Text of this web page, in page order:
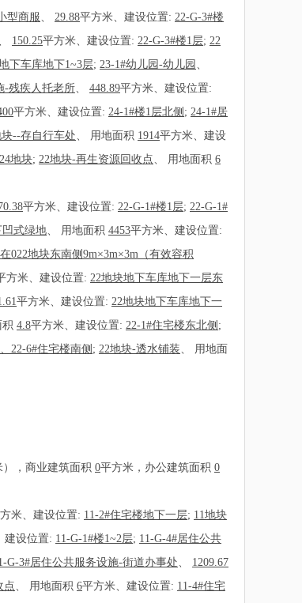
型商服、 29.88平方米、建设位置: 22-G-3#楼
150.25平方米、建设位置: 22-G-3#楼1层; 22
下车库地下1~3层; 23-1#幼儿园-幼儿园 、
-残疾人托老所、 448.89平方米、建设位置:
平方米、建设位置: 24-1#楼1层北侧 ; 24-1#居
块--存自行车处、 用地面积 1914平方米、建设
24地块; 22地块-再生资源回收点、 用地面积 6
平方米、建设位置: 22-G-1#楼1层; 22-G-1#
凹式绿地、 用地面积 4453平方米、建设位置:
022地块东南侧9m×3m×3m（有效容积
方米、建设位置: 22地块地下车库地下一层东
平方米、建设位置: 22地块地下车库地下一
积 4.8平方米、建设位置: 22-1#住宅楼东北侧 ;
22-6#住宅楼南侧 ; 22地块-透水铺装、 用地面
），商业建筑面积 0平方米，办公建筑面积 0
米、建设位置: 11-2#住宅楼地下一层; 11地块
建设位置: 11-G-1#楼1~2层; 11-G-4#居住公共
G-3#居住公共服务设施-街道办事处、 1209.67
点、 用地面积 6平方米、建设位置: 11-4#住宅